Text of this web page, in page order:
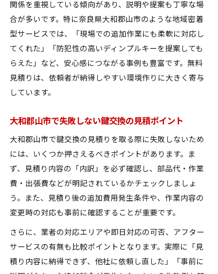
関係を重視している傾向があり、説明や提案も丁寧な場
合が多いです。特に奈良県大和郡山市のような地域密着
型サービスでは、「現場での追加作業にも柔軟に対応し
てくれた」「防犯性の高いディンプルキーを提案しても
らえた」など、安心感につながる事例も豊富です。無料
見積りは、依頼者が納得しやすい環境作りに大きく寄与
しています。
大和郡山市で失敗しない鍵交換の見積ポイント
大和郡山市で鍵交換の見積りを取る際に失敗しないため
には、いくつか押さえるべきポイントがあります。ま
ず、見積り内容の「内訳」を必ず確認し、部品代・作業
費・出張費などが明記されているかチェックしましょ
う。また、見積り後の追加費用発生条件や、作業内容の
変更時の対応も事前に確認することが重要です。
さらに、業者の対応エリアや即日対応の可否、アフター
サービスの有無も比較ポイントとなります。実際に「見
積り内容に納得できず、他社に依頼し直した」「事前に